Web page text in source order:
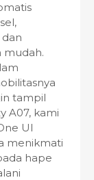
mudah.
tampil
A07, kami
UI
menikmati
hape